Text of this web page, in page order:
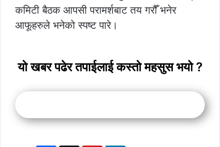
कमिटी बैठक आपसी परामर्शबाट तय गरौँ भनेर
आफूहरुले भनेको स्पष्ट पारे।
यो खबर पढेर तपाईलाई कस्तो महसुस भयो ?